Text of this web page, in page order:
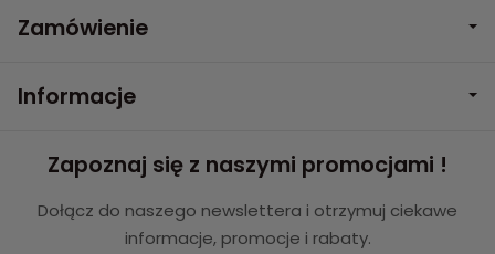
Zamówienie
Informacje
Zapoznaj się z naszymi promocjami !
Dołącz do naszego newslettera i otrzymuj ciekawe
informacje, promocje i rabaty.